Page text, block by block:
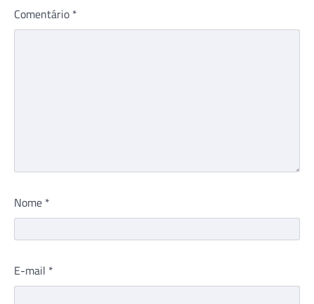
Comentário *
Nome *
E-mail *